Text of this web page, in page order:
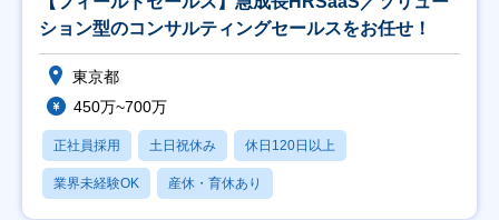
ション型のコンサルティングセールスをお任せ！
東京都
450万~700万
正社員採用 土日祝休み 休日120日以上
業界未経験OK 産休・育休あり